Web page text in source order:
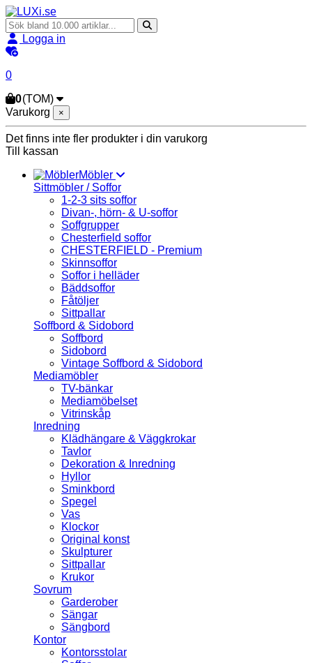
Logga in
0
0(TOM)
Varukorg
×
Det finns inte fler produkter i din varukorg
Till kassan
Möbler
Sittmöbler / Soffor
1-2-3 sits soffor
Divan-, hörn- & U-soffor
Soffgrupper
Chesterfield soffor
CHESTERFIELD - Premium
Skinnsoffor
Soffor i helläder
Bäddsoffor
Fåtöljer
Sittpallar
Soffbord & Sidobord
Soffbord
Sidobord
Vintage Soffbord & Sidobord
Mediamöbler
TV-bänkar
Mediamöbelset
Vitrinskåp
Inredning
Klädhängare & Väggkrokar
Tavlor
Dekoration & Inredning
Hyllor
Sminkbord
Spegel
Vas
Klockor
Original konst
Skulpturer
Sittpallar
Krukor
Sovrum
Garderober
Sängar
Sängbord
Kontor
Kontorsstolar